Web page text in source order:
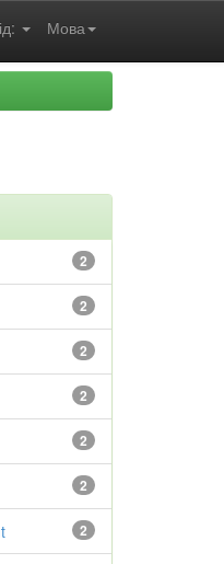
Мова
2
2
2
2
2
2
2